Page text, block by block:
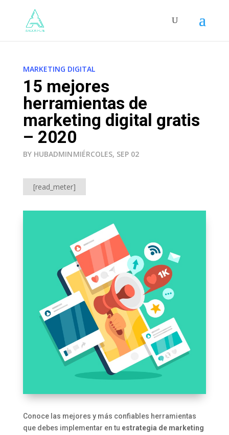
MARKETING DIGITAL
15 mejores
herramientas de
marketing digital gratis
– 2020
BY HUBADMINMIÉRCOLES, SEP 02
[read_meter]
Conoce las mejores y más confiables herramientas
que debes implementar en tu estrategia de marketing